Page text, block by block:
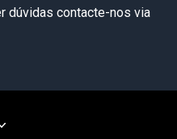
dúvidas contacte-nos via